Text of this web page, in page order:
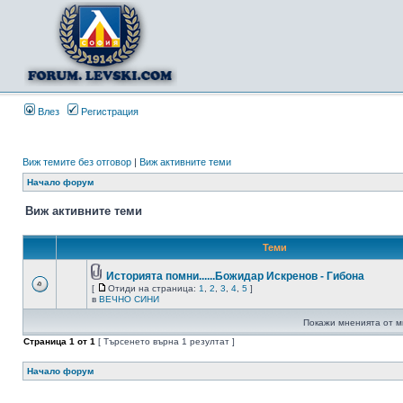
Влез Регистрация
Виж темите без отговор | Виж активните теми
Начало форум
Виж активните теми
Теми
Историята помни......Божидар Искренов - Гибона
[ Отиди на страница: 1 2 3 4 5 ]
в ВЕЧНО СИНИ
Покажи мненията от
Страница 1 от 1 [ Търсенето върна 1 резултат ]
Начало форум